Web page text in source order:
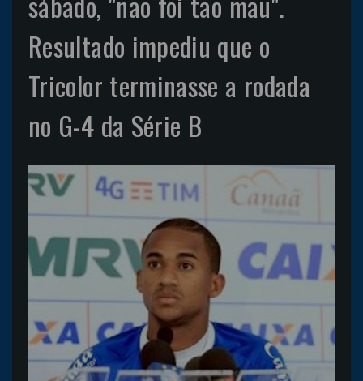
Resultado impediu que o
Tricolor terminasse a rodada
no G-4 da Série B